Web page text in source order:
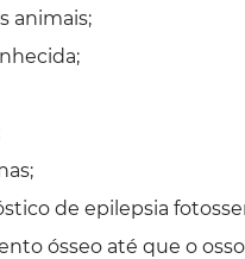
animais;
de epilepsia
ósseo até que o